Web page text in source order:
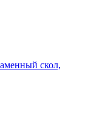
скол,